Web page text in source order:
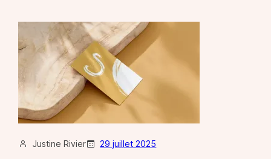
Justine Rivier 29 juillet 2025